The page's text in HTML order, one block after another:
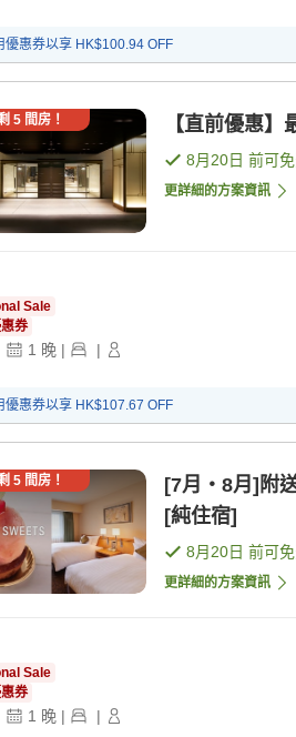
優惠券以享 HK$100.94 OFF
5間房！ 【直前優惠
8月20日 前可
更詳細的方案資訊
Sale
券
1 晚 | |
優惠券以享 HK$107.67 OFF
5間房！
[7月・8月]附
[純住宿]
8月20日 前可
更詳細的方案資訊
Sale
券
1 晚 | |